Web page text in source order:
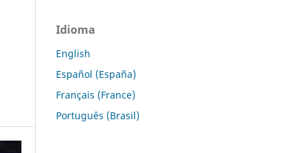
Idioma
English
Español (España)
Français (France)
Português (Brasil)